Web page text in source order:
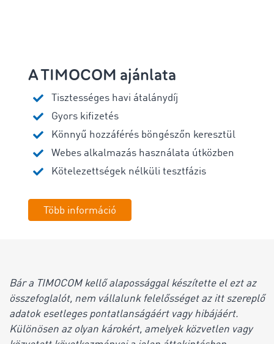
A TIMOCOM ajánlata
Tisztességes havi átalánydíj
Gyors kifizetés
Könnyű hozzáférés böngészőn keresztül
Webes alkalmazás használata útközben
Kötelezettségek nélküli tesztfázis
Több információ
Bár a TIMOCOM kellő alapossággal készítette el ezt az
összefoglalót, nem vállalunk felelősséget az itt szereplő
adatok esetleges pontatlanságáért vagy hibájáért.
Különösen az olyan károkért, amelyek közvetlen vagy